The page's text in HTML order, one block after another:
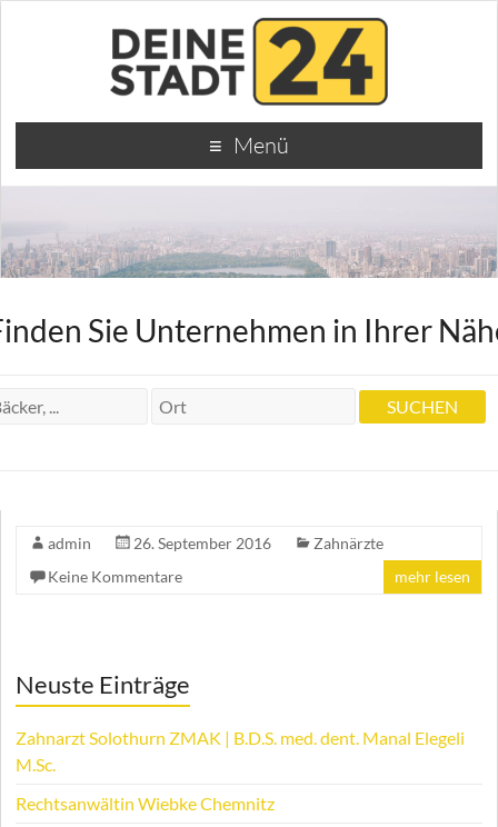
Menü
Sie Unternehmen in Ihrer
admin 26. September 2016
Zahnärzte
Keine Kommentare
mehr lesen
Neuste Einträge
Zahnarzt Solothurn ZMAK | B.D.S. med. dent. Manal Elegeli
M.Sc.
Rechtsanwältin Wiebke Chemnitz